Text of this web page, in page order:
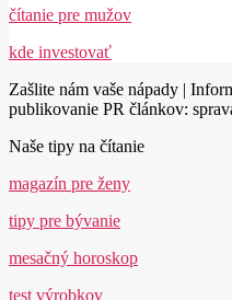
čítanie pre mužov
kde investovať
Zašlite nám vaše nápady |
publikovanie PR článkov:
Naše tipy na čítanie
magazín pre ženy
tipy pre bývanie
mesačný horoskop
test výrobkov